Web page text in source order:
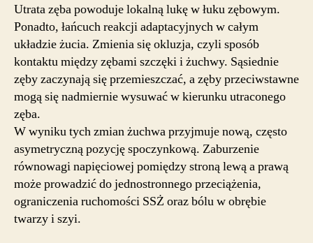
Utrata zęba powoduje lokalną lukę w łuku zębowym.
Ponadto, łańcuch reakcji adaptacyjnych w całym
układzie żucia. Zmienia się okluzja, czyli sposób
kontaktu między zębami szczęki i żuchwy. Sąsiednie
zęby zaczynają się przemieszczać, a zęby przeciwstawne
mogą się nadmiernie wysuwać w kierunku utraconego
zęba.
W wyniku tych zmian żuchwa przyjmuje nową, często
asymetryczną pozycję spoczynkową. Zaburzenie
równowagi napięciowej pomiędzy stroną lewą a prawą
może prowadzić do jednostronnego przeciążenia,
ograniczenia ruchomości SSŻ oraz bólu w obrębie
twarzy i szyi.